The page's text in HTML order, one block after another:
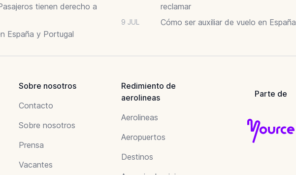
tienen derecho a
España y Portugal
reclamar
9 JUL Cómo ser auxiliar de vuelo en España
Sobre nosotros
Contacto
Sobre nosotros
Prensa
Vacantes
Redimiento de
aerolineas
Aerolineas
Aeropuertos
Destinos
Parte de